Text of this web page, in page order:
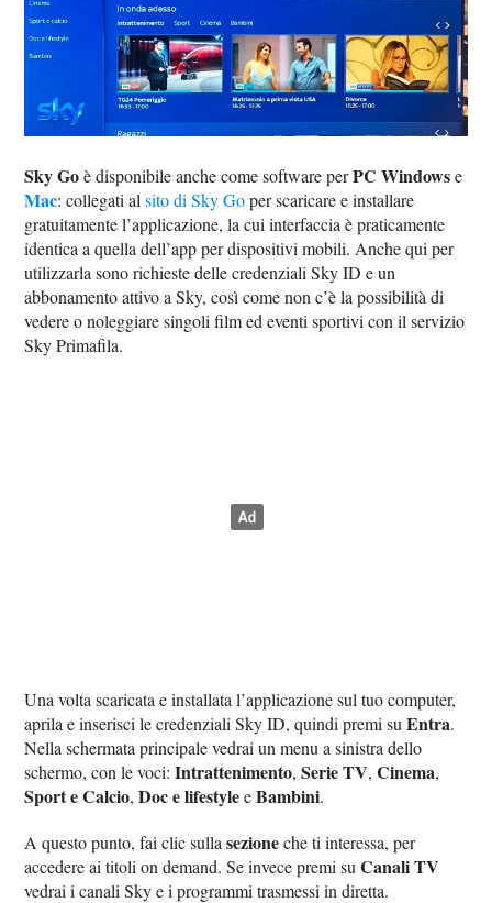
Sky Goè disponibile anche come software perPC Windowse
Mac: collegati alsito di Sky Goper scaricare e installare
gratuitamente l’applicazione, la cui interfaccia è praticamente
identica a quella dell’app per dispositivi mobili. Anche qui per
utilizzarla sono richieste delle credenziali Sky ID e un
abbonamento attivo a Sky, così come non c’è la possibilità di
vedere o noleggiare singoli film ed eventi sportivi con il servizio
Sky Primafila.
Una volta scaricata e installata l’applicazione sul tuo computer,
aprila e inserisci le credenziali Sky ID, quindi premi suEntra.
Nella schermata principale vedrai un menu a sinistra dello
schermo, con le voci:Intrattenimento,Serie TV,Cinema,
Sport e Calcio,Doc e lifestyleeBambini.
A questo punto, fai clic sullasezioneche ti interessa, per
accedere ai titoli on demand. Se invece premi suCanali TV
vedrai i canali Sky e i programmi trasmessi in diretta.